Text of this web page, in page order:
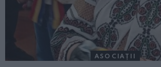
ASOCIAŢII